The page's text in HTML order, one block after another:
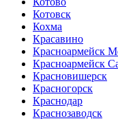
Котовск
Кохма
Красавино
Красноармейск
Красноармейск
Красновишерск
Красногорск
Краснодар
Краснозаводск